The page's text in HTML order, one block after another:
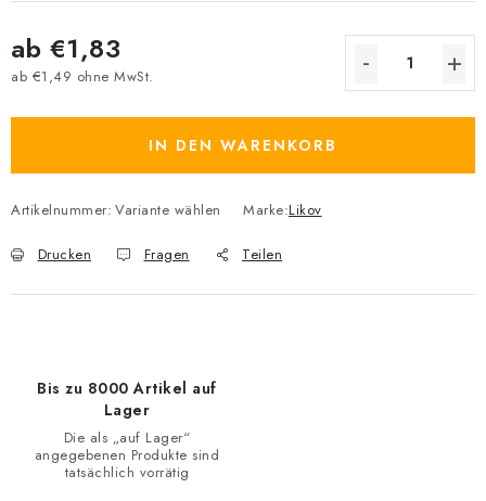
ab €1,83
ab €1,49 ohne MwSt.
IN DEN WARENKORB
Artikelnummer: Variante wählen Marke:Likov
Drucken Fragen Teilen
Bis zu 8000 Artikel auf
Lager
Die als „auf Lager“
angegebenen Produkte sind
tatsächlich vorrätig